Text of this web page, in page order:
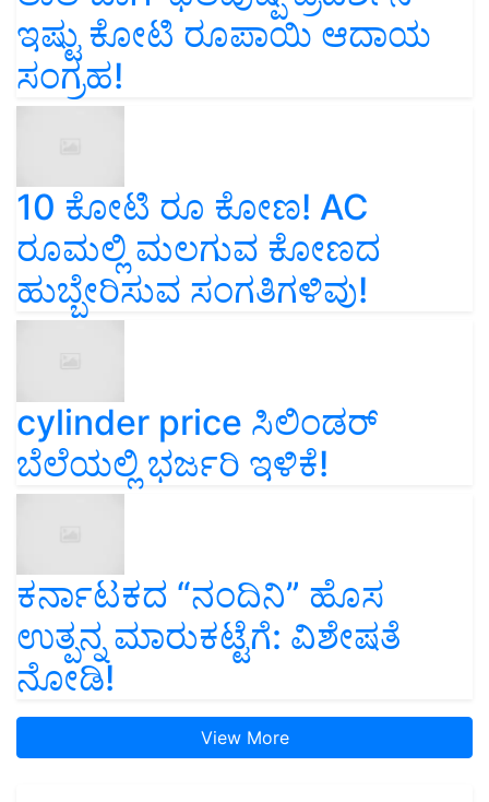
ಇಷ್ಟು ಕೋಟಿ ರೂಪಾಯಿ ಆದಾಯ
ಸಂಗ್ರಹ!
10 ಕೋಟಿ ರೂ ಕೋಣ! AC
ರೂಮಲ್ಲಿ ಮಲಗುವ ಕೋಣದ
ಹುಬ್ಬೇರಿಸುವ ಸಂಗತಿಗಳಿವು!
cylinder price ಸಿಲಿಂಡರ್‌
ಬೆಲೆಯಲ್ಲಿ ಭರ್ಜರಿ ಇಳಿಕೆ!
ಕರ್ನಾಟಕದ “ನಂದಿನಿ” ಹೊಸ
ಉತ್ಪನ್ನ ಮಾರುಕಟ್ಟೆಗೆ: ವಿಶೇಷತೆ
ನೋಡಿ!
View More